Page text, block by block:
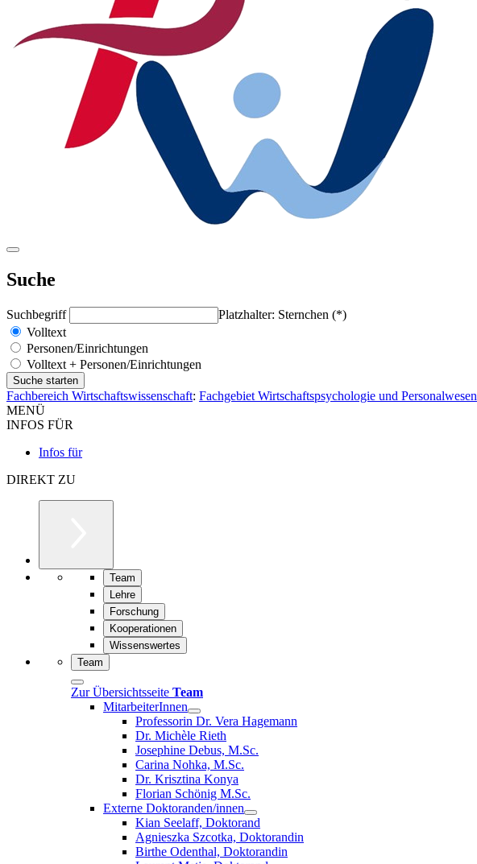
Suche
Suchbegriff
Platzhalter: Sternchen (*)
Volltext
Personen/Einrichtungen
Volltext + Personen/Einrichtungen
Fachbereich Wirtschaftswissenschaft: Fachgebiet Wirtschaftspsychologie und Personalwesen
MENÜ
INFOS FÜR
Infos für
DIREKT ZU
Team
Lehre
Forschung
Kooperationen
Wissenswertes
Team
Zur Übersichtsseite Team
MitarbeiterInnen
Professorin Dr. Vera Hagemann
Dr. Michèle Rieth
Josephine Debus, M.Sc.
Carina Nohka, M.Sc.
Dr. Krisztina Konya
Florian Schönig M.Sc.
Externe Doktoranden/innen
Kian Seelaff, Doktorand
Agnieszka Szcotka, Doktorandin
Birthe Odenthal, Doktorandin